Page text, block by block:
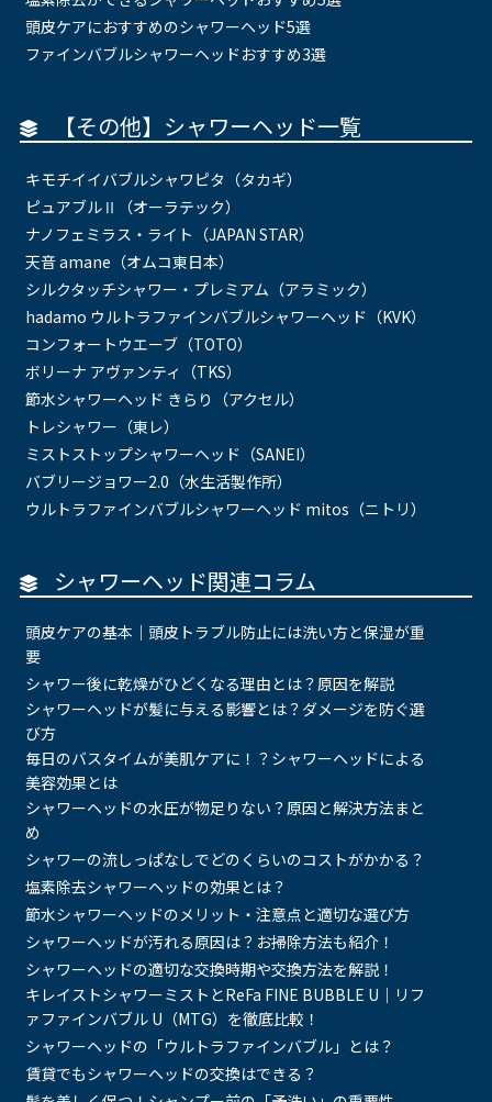
頭皮ケアにおすすめのシャワーヘッド5選
ファインバブルシャワーヘッドおすすめ3選
【その他】シャワーヘッド一覧
キモチイイバブルシャワピタ（タカギ）
ピュアブルⅡ（オーラテック）
ナノフェミラス・ライト（JAPAN STAR）
天音 amane（オムコ東日本）
シルクタッチシャワー・プレミアム（アラミック）
hadamo ウルトラファインバブルシャワーヘッド（KVK）
コンフォートウエーブ（TOTO）
ボリーナ アヴァンティ（TKS）
節水シャワーヘッド きらり（アクセル）
トレシャワー（東レ）
ミストストップシャワーヘッド（SANEI）
バブリージョワー2.0（水生活製作所）
ウルトラファインバブルシャワーヘッド mitos（ニトリ）
シャワーヘッド関連コラム
頭皮ケアの基本｜頭皮トラブル防止には洗い方と保湿が重
要
シャワー後に乾燥がひどくなる理由とは？原因を解説
シャワーヘッドが髪に与える影響とは？ダメージを防ぐ選
び方
毎日のバスタイムが美肌ケアに！？シャワーヘッドによる
美容効果とは
シャワーヘッドの水圧が物足りない？原因と解決方法まと
め
シャワーの流しっぱなしでどのくらいのコストがかかる？
塩素除去シャワーヘッドの効果とは？
節水シャワーヘッドのメリット・注意点と適切な選び方
シャワーヘッドが汚れる原因は？お掃除方法も紹介！
シャワーヘッドの適切な交換時期や交換方法を解説！
キレイストシャワーミストとReFa FINE BUBBLE U｜リフ
ァファインバブル U（MTG）を徹底比較！
シャワーヘッドの「ウルトラファインバブル」とは？
賃貸でもシャワーヘッドの交換はできる？